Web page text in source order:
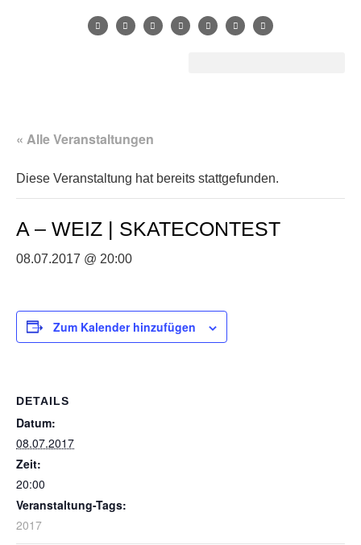
« Alle Veranstaltungen
Diese Veranstaltung hat bereits stattgefunden.
A – WEIZ | SKATECONTEST
08.07.2017 @ 20:00
Zum Kalender hinzufügen
DETAILS
Datum:
08.07.2017
Zeit:
20:00
Veranstaltung-Tags:
2017